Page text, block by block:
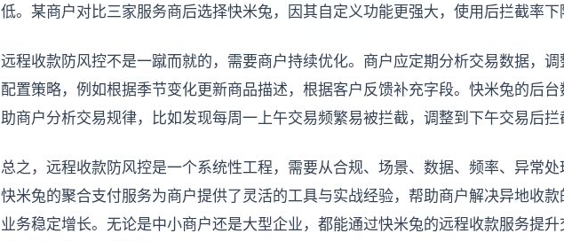
低。某商户对比三家服务商后选择快米兔，因其自定义功能更强大，使用后拦截率下
远程收款防风控不是一蹴而就的，需要商户持续优化。商户应定期分析交易数据，
配置策略，例如根据季节变化更新商品描述，根据客户反馈补充字段。快米兔的后
助商户分析交易规律，比如发现每周一上午交易频繁易被拦截，调整到下午交易后拦
总之，远程收款防风控是一个系统性工程，需要从合规、场景、数据、频率、异常处
快米兔的聚合支付服务为商户提供了灵活的工具与实战经验，帮助商户解决异地收
业务稳定增长。无论是中小商户还是大型企业，都能通过快米兔的远程收款服务提